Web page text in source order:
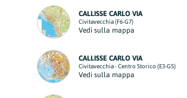
CALLISSE CARLO VIA
Civitavecchia (F6-G7)
Vedi sulla mappa
CALLISSE CARLO VIA
Civitavecchia - Centro Storico (E3-G5)
Vedi sulla mappa